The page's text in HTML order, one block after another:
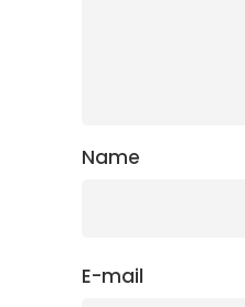
Name
E-mail